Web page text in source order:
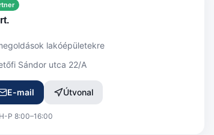
lakóépületekre
Sándor utca 22/A
E-mail Útvonal
P 8:00–16:00